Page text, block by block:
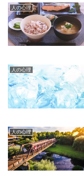
人の心理
人の心理
人の心理